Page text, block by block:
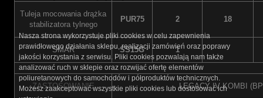
Tuleja mocowania drążka
stabilizatora tylnego
PUR75 2 18
SMAR SS15G 1
ZASTOSOWANIE LEGACY IV KOMBI
Nasza strona wykorzystuje pliki cookies w celu zapewnienia
prawidłowego działania sklepu, realizacji zamówień oraz poprawy
jakości korzystania z serwisu. Pliki cookies pozwalają nam także
analizować ruch w sklepie oraz rozwijać ofertę elementów
poliuretanowych do samochodów i półproduktów technicznych.
Możesz zaakceptować wszystkie pliki cookies lub dostosować ich